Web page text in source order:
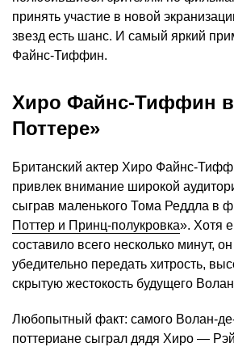
принять участие в новой
звезд есть шанс. И самый яркий
Файнс-Тиффин.
Хиро Файнс-Тиффин в
Поттере»
Британский актер Хиро Файнс-
привлек внимание широкой
сыграв маленького Тома Реддла в
Поттер и Принц-полукровка». Хотя
составило всего несколько минут,
убедительно передать хитрость,
скрытую жестокость будущего
Любопытный факт: самого Волан-
поттериане сыграл дядя Хиро —